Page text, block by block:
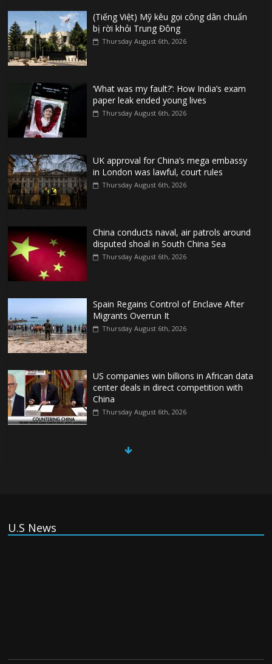
(Tiếng Việt) Mỹ kêu gọi công dân chuẩn
bị rời khỏi Trung Đông
Thursday August 6th, 2026
‘What was my fault?’: How India’s exam
paper leak ended young lives
Thursday August 6th, 2026
UK approval for China’s mega embassy
in London was lawful, court rules
Thursday August 6th, 2026
China conducts naval, air patrols around
disputed shoal in South China Sea
Thursday August 6th, 2026
Spain Regains Control of Enclave After
Migrants Overrun It
Thursday August 6th, 2026
US companies win billions in African data
center deals in direct competition with
China
Thursday August 6th, 2026
China, Russia, Iran and North Korea
U.S News